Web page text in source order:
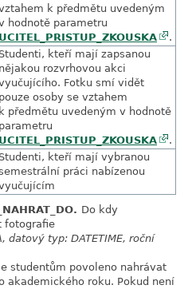
k předmětu uvedeným
hodnotě parametru
UCITEL_PRISTUP_ZKOUSKA
.
Studenti, kteří mají zapsanou
nějakou rozvrhovou akci
Fotku smí vidět
pouze osoby se vztahem
k předmětu uvedeným v hodnotě
parametru
UCITEL_PRISTUP_ZKOUSKA
.
Studenti, kteří mají vybranou
práci nabízenou
Do kdy
fotografie
datový typ: DATETIME, roční
studentům povoleno nahrávat
akademického roku. Pokud není